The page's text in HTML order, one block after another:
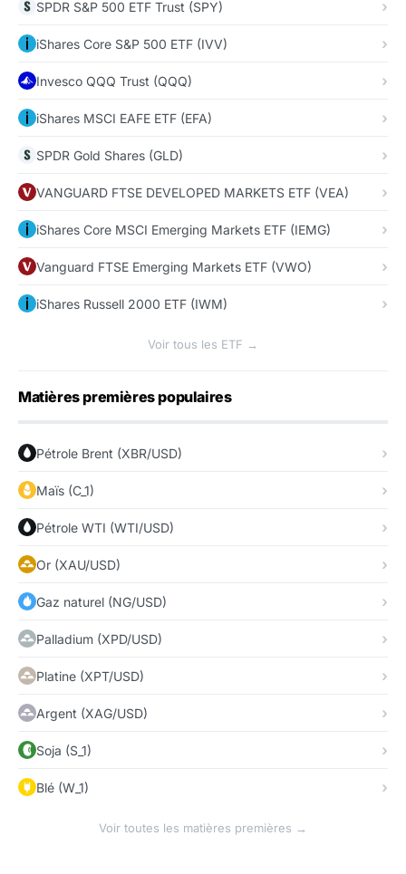
SPDR S&P 500 ETF Trust (SPY)
iShares Core S&P 500 ETF (IVV)
Invesco QQQ Trust (QQQ)
iShares MSCI EAFE ETF (EFA)
SPDR Gold Shares (GLD)
VANGUARD FTSE DEVELOPED MARKETS ETF (VEA)
iShares Core MSCI Emerging Markets ETF (IEMG)
Vanguard FTSE Emerging Markets ETF (VWO)
iShares Russell 2000 ETF (IWM)
Voir tous les ETF →
Matières premières populaires
Pétrole Brent (XBR/USD)
Maïs (C_1)
Pétrole WTI (WTI/USD)
Or (XAU/USD)
Gaz naturel (NG/USD)
Palladium (XPD/USD)
Platine (XPT/USD)
Argent (XAG/USD)
Soja (S_1)
Blé (W_1)
Voir toutes les matières premières →